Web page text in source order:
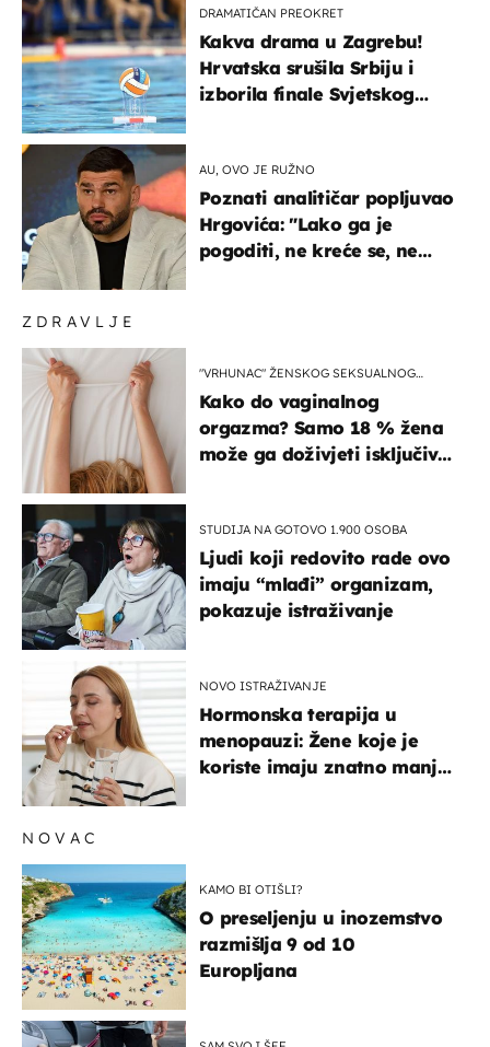
ZDRAVLJE
"VRHUNAC" ŽENSKOG SEKSUALNOG
Kako do vaginalnog
orgazma? Samo 18 % žena
može ga doživjeti isključivo
STUDIJA NA GOTOVO 1.900 OSOBA
Ljudi koji redovito rade ovo
imaju “mlađi” organizam,
pokazuje istraživanje
NOVO ISTRAŽIVANJE
Hormonska terapija u
menopauzi: Žene koje je
koriste imaju znatno manji
DRAMATIČAN PREOKRET
Kakva drama u Zagrebu!
Hrvatska srušila Srbiju i
izborila finale Svjetskog
AU, OVO JE RUŽNO
Poznati analitičar popljuvao
Hrgovića: "Lako ga je
pogoditi, ne kreće se, ne
NOVAC
KAMO BI OTIŠLI?
O preseljenju u inozemstvo
razmišlja 9 od 10
Europljana